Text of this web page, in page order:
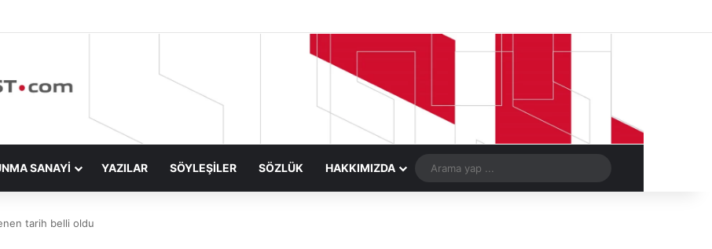
SANAYİ YAZILAR SÖYLEŞİLER SÖZLÜK HAKKIMIZDA
yap
tarih belli oldu